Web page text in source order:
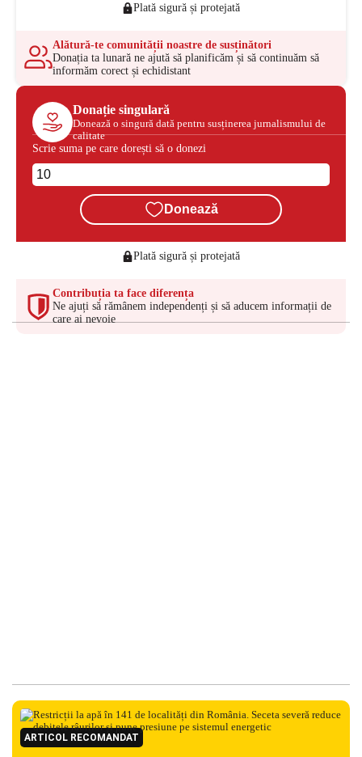
Plată sigură și protejată
Alătură-te comunității noastre de susținători
Donația ta lunară ne ajută să planificăm și să continuăm să
informăm corect și echidistant
Donație singulară
Donează o singură dată pentru susținerea jurnalismului de
calitate
Scrie suma pe care dorești să o donezi
Donează
Plată sigură și protejată
Contribuția ta face diferența
Ne ajuți să rămânem independenți și să aducem informații de
care ai nevoie
ARTICOL RECOMANDAT